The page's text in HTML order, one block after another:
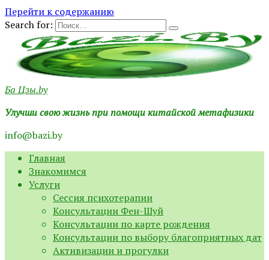
Перейти к содержанию
Search for:
Ба Цзы.by
Улучши свою жизнь при помощи китайской метафизики
info@bazi.by
Главная
Знакомимся
Услуги
Сессия психотерапии
Консультации Фен-Шуй
Консультации по карте рождения
Консультации по выбору благоприятных дат
Активизации и прогулки